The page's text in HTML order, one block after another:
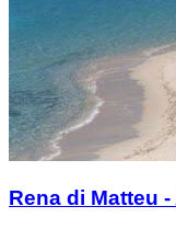
Rena di Matteu